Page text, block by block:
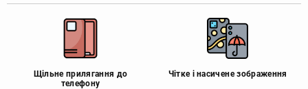
Щільне прилягання до
телефону
Чітке і насичене зображення